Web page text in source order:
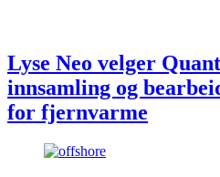
Lyse Neo velger
innsamling og
for fjernvarme